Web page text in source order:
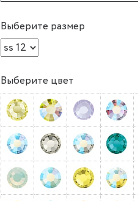
Выберите размер
Выберите цвет